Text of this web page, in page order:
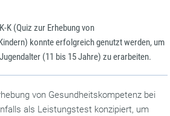
K (Quiz zur Erhebung von
konnte erfolgreich genutzt werden, um
(11 bis 15 Jahre) zu erarbeiten.
von Gesundheitskompetenz bei
als Leistungstest konzipiert, um